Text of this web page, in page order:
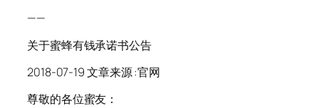
——
关于蜜蜂有钱承诺书公告
2018-07-19 文章来源 :官网
尊敬的各位蜜友：